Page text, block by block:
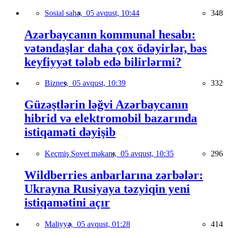
Sosial sahə, 05 avqust, 10:44 348
Azərbaycanın kommunal hesabı:
vətəndaşlar daha çox ödəyirlər, bəs
keyfiyyət tələb edə bilirlərmi?
Biznes, 05 avqust, 10:39 332
Güzəştlərin ləğvi Azərbaycanın
hibrid və elektromobil bazarında
istiqaməti dəyişib
Keçmiş Sovet məkanı, 05 avqust, 10:35 296
Wildberries anbarlarına zərbələr:
Ukrayna Rusiyaya təzyiqin yeni
istiqamətini açır
Maliyyə, 05 avqust, 01:28 414